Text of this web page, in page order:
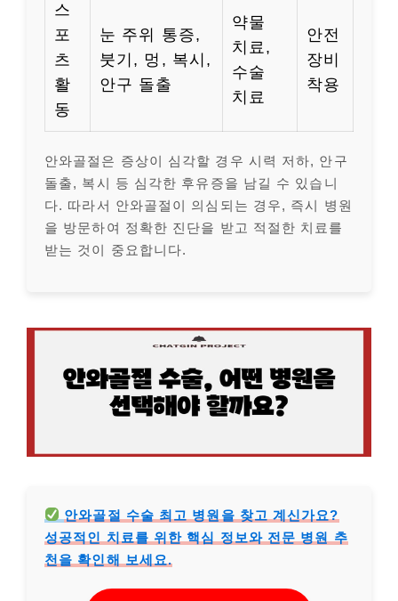
스
포
츠
활
동
눈 주위 통증,
붓기, 멍, 복시,
안구 돌출
약물
치료,
수술
치료
안전
장비
착용
안와골절은 증상이 심각할 경우 시력 저하, 안구
돌출, 복시 등 심각한 후유증을 남길 수 있습니
다. 따라서 안와골절이 의심되는 경우, 즉시 병원
을 방문하여 정확한 진단을 받고 적절한 치료를
받는 것이 중요합니다.
안와골절 수술 최고 병원을 찾고 계신가요?
성공적인 치료를 위한 핵심 정보와 전문 병원 추
천을 확인해 보세요.